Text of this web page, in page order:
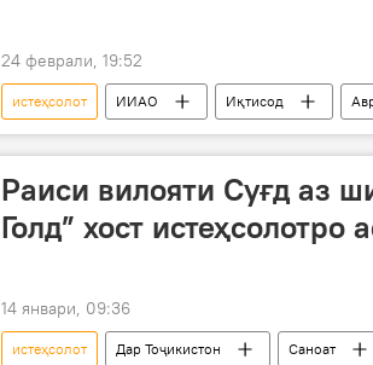
24 феврали, 19:52
истеҳсолот ИИАО Иқтисод
Раиси вилояти Суғд аз
Голд” хост
14 январи, 09:36
истеҳсолот Дар Тоҷикистон Саноат